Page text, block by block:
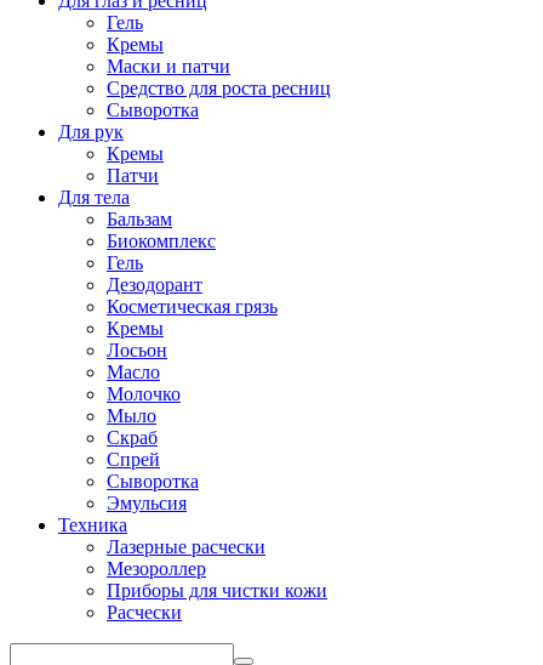
Гель
Кремы
Маски и патчи
Средство для роста ресниц
Сыворотка
Для рук
Кремы
Патчи
Для тела
Бальзам
Биокомплекс
Гель
Дезодорант
Косметическая грязь
Кремы
Лосьон
Масло
Молочко
Мыло
Скраб
Спрей
Сыворотка
Эмульсия
Техника
Лазерные расчески
Мезороллер
Приборы для чистки кожи
Расчески